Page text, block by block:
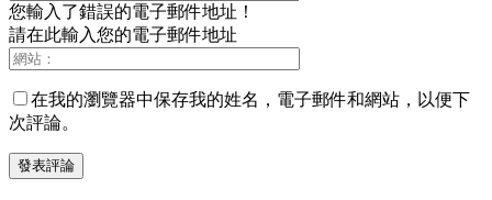
您輸入了錯誤的電子郵件地址！
請在此輸入您的電子郵件地址
在我的瀏覽器中保存我的姓名，電子郵件和網站，以便下
次評論。